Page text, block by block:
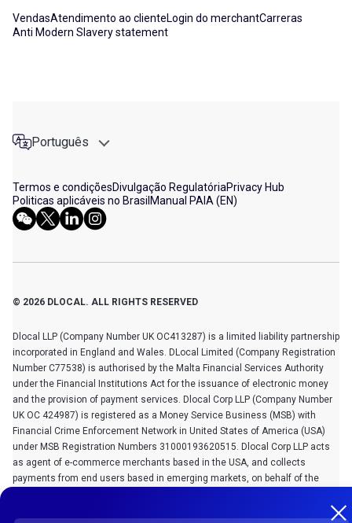
VendasAtendimento ao clienteLogin do merchantCarreras
Anti Modern Slavery statement
Português
Termos e condiçõesDivulgação RegulatóriaPrivacy Hub
Politicas aplicáveis no Brasil Manual PAIA (EN)
© 2026 DLOCAL. ALL RIGHTS RESERVED
Dlocal LLP (Company Number UK OC413287) is a limited liability partnership
incorporated in England and Wales. DLocal Limited (Company Registration
Number C77538) is authorised by the Malta Financial Services Authority
under the Financial Institutions Act for the issuance of electronic money
and the provision of payment services. Dlocal Corp LLP (Company Number
UK OC 424987) is registered as a Money Service Business (MSB) with
Financial Crime Enforcement Network in United States of America (USA)
under MSB Registration Numbers 31000193620515. Dlocal Corp LLP acts
as agent of e-commerce merchants based in the USA, and collects
payments from end users based in emerging markets, on behalf of the